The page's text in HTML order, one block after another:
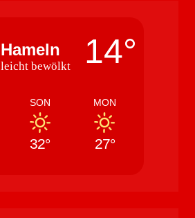
Hameln
leicht bewölkt 14°
SON
32°
MON
27°